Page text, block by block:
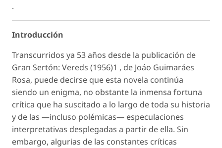
.
Introducción
Transcurridos ya 53 años desde la publicación de
Gran Sertón: Vereds (1956)1 , de Joáo Guimaráes
Rosa, puede decirse que esta novela continúa
siendo un enigma, no obstante la inmensa fortuna
crítica que ha suscitado a lo largo de toda su historia
y de las —incluso polémicas— especulaciones
interpretativas desplegadas a partir de ella. Sin
embargo, algurias de las constantes críticas